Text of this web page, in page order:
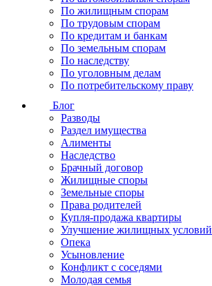
По жилищным спорам
По трудовым спорам
По кредитам и банкам
По земельным спорам
По наследству
По уголовным делам
По потребительскому праву
Блог
Разводы
Раздел имущества
Алименты
Наследство
Брачный договор
Жилищные споры
Земельные споры
Права родителей
Купля-продажа квартиры
Улучшение жилищных условий
Опека
Усыновление
Конфликт с соседями
Молодая семья